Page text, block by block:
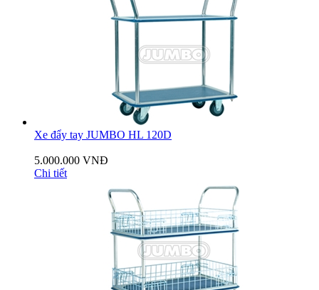
Xe đẩy tay JUMBO HL 120D
5.000.000 VNĐ
Chi tiết